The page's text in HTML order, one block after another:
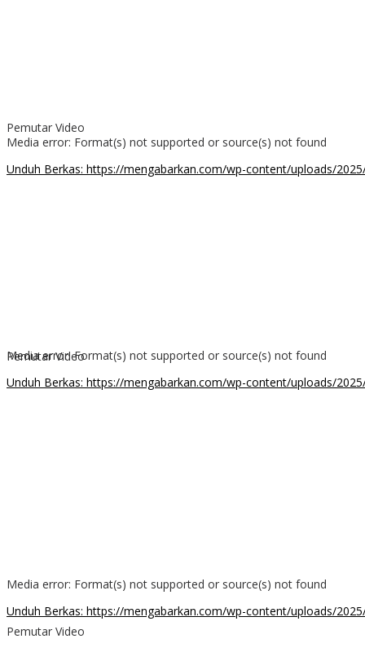
Media error: Format(s) not supported or source(s) not found
Unduh Berkas: https://mengabarkan.com/wp-content/uploads/
Pemutar Video
Media error: Format(s) not supported or source(s) not found
Unduh Berkas: https://mengabarkan.com/wp-content/uploads/
Pemutar Video
Media error: Format(s) not supported or source(s) not found
Unduh Berkas: https://mengabarkan.com/wp-content/uploads/
Pemutar Video